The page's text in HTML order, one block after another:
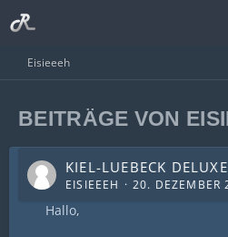
Eisieeeh
BEITRÄGE VON
KIEL-LUEBECK
EISIEEEH 20.
Hallo,